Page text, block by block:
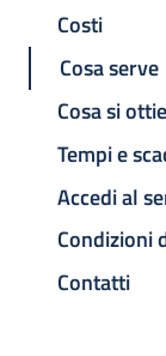
Costi
Cosa serve
Cosa si
Tempi e
Accedi al
Condizioni
Contatti